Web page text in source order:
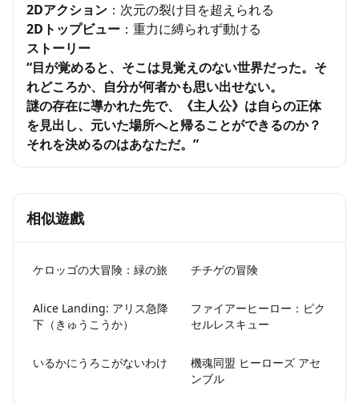
2Dアクション ：次元の裂け目を超えられる
2Dトップビュー ：重力に縛られず動ける
ストーリー
“目が覚めると、そこは見覚えのない世界だった。そ
れどころか、自分が何者かも思い出せない。
謎の存在に導かれた先で、《主人公》は自らの正体
を見出し、元いた場所へと帰ることができるのか？
それを決めるのはあなただ。”
相似遊戲
ケロッゴの大冒険：緑の旅 チチゲの冒険
Alice Landing: アリス急降
下（きゅうこうか）
ファイアーヒーロー：ピク
セルレスキュー
いるかにうろこがないわけ
機魂同盟 ヒーローズ アセ
ンブル
今夜のラミは眠りた